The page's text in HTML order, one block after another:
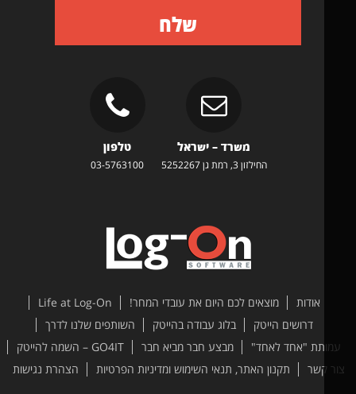
שלח
משרד – ישראל
החילזון 3, רמת גן 5252267
טלפון
03-5763100
מוצאים לכם היום את עובדי המחר!
Life at Log-On
דרושים הייטק
בלוג עבודה בהייטק
השותפים שלנו לדרך
"אחד לאחד"
מבצע חבר מביא חבר
GO4IT – השמה להייטק
קשר
תקנון האתר, תנאי השימוש ומדיניות הפרטיות הצהרת נגישות